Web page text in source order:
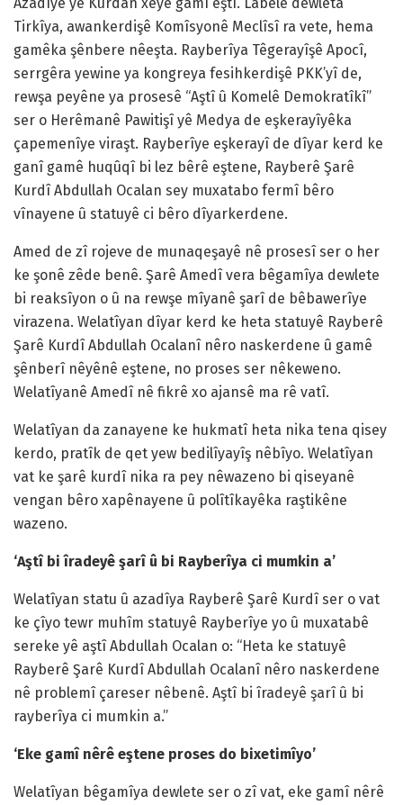
Tirkîya, awankerdişê Komîsyonê Meclîsî ra vete, hema
gamêka şênbere nêeşta. Rayberîya Têgerayîşê Apocî,
serrgêra yewine ya kongreya fesihkerdişê PKK’yî de,
rewşa peyêne ya prosesê “Aştî û Komelê Demokratîkî”
ser o Herêmanê Pawitişî yê Medya de eşkerayîyêka
çapemenîye viraşt. Rayberîye eşkerayî de dîyar kerd ke
ganî gamê huqûqî bi lez bêrê eştene, Rayberê Şarê
Kurdî Abdullah Ocalan sey muxatabo fermî bêro
vînayene û statuyê ci bêro dîyarkerdene.
Amed de zî rojeve de munaqeşayê nê prosesî ser o her
ke şonê zêde benê. Şarê Amedî vera bêgamîya dewlete
bi reaksîyon o û na rewşe mîyanê şarî de bêbawerîye
virazena. Welatîyan dîyar kerd ke heta statuyê Rayberê
Şarê Kurdî Abdullah Ocalanî nêro naskerdene û gamê
şênberî nêyênê eştene, no proses ser nêkeweno.
Welatîyanê Amedî nê fikrê xo ajansê ma rê vatî.
Welatîyan da zanayene ke hukmatî heta nika tena qisey
kerdo, pratîk de qet yew bedilîyayîş nêbîyo. Welatîyan
vat ke şarê kurdî nika ra pey nêwazeno bi qiseyanê
vengan bêro xapênayene û polîtîkayêka raştikêne
wazeno.
‘Aştî bi îradeyê şarî û bi Rayberîya ci mumkin a’
Welatîyan statu û azadîya Rayberê Şarê Kurdî ser o vat
ke çîyo tewr muhîm statuyê Rayberîye yo û muxatabê
sereke yê aştî Abdullah Ocalan o: “Heta ke statuyê
Rayberê Şarê Kurdî Abdullah Ocalanî nêro naskerdene
nê problemî çareser nêbenê. Aştî bi îradeyê şarî û bi
rayberîya ci mumkin a.”
‘Eke gamî nêrê eştene proses do bixetimîyo’
Welatîyan bêgamîya dewlete ser o zî vat, eke gamî nêrê